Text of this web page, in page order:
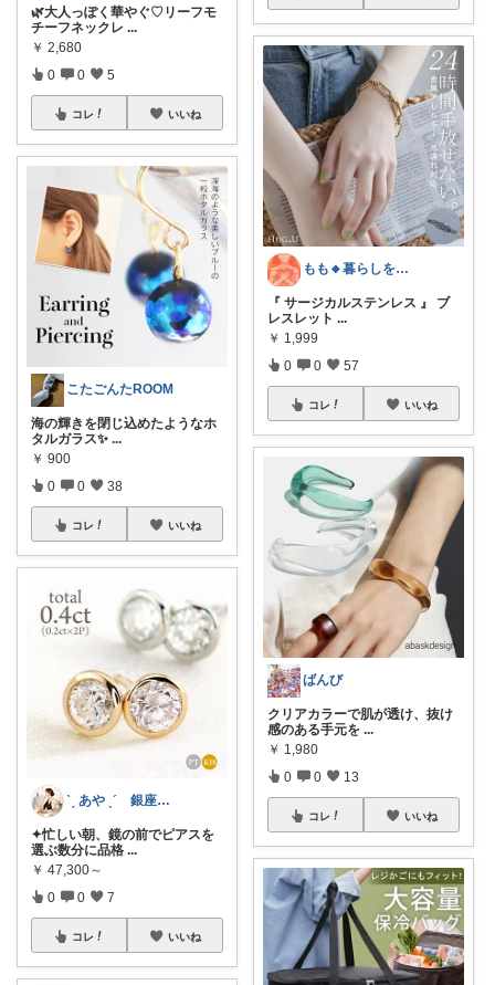
🌿大人っぽく華やぐ♡リーフモ
チーフネックレ ...
￥ 2,680
0 0 5
コレ いいね
こたごんたROOM
海の輝きを閉じ込めたようなホ
タルガラス✨ ...
￥ 900
0 0 38
コレ いいね
ˋˏ あや ˎˊ 銀座ｘ経営者の品格選び
✦忙しい朝、鏡の前でピアスを
選ぶ数分に品格 ...
￥ 47,300～
0 0 7
コレ いいね
もも🔸暮らしを充実させるものたち🔸
『 サージカルステンレス 』 ブ
レスレット ...
￥ 1,999
0 0 57
コレ いいね
ばんび
クリアカラーで肌が透け、抜け
感のある手元を ...
￥ 1,980
0 0 13
コレ いいね